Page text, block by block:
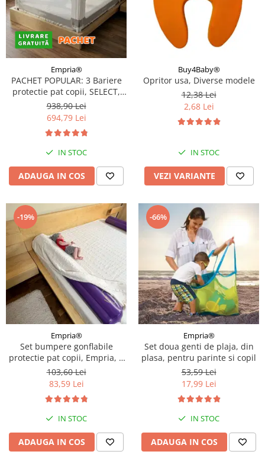
Covorase ortopedice senzoriale
Cuburi magnetice JollyHeap®
Rechizite scolare
LEGO
Stikere decorative si covoare
Stickere decorative
Covorase de joaca
Propuneri Cadou
Produse Sub 50 Lei
Resigilate
Empria®
PACHET POPULAR: 3 Bariere
protectie pat copii, SELECT,
160x200 cm
938,90 Lei
694,79 Lei
IN STOC
ADAUGA IN COS
Buy4Baby®
Opritor usa, Diverse modele
12,38 Lei
2,68 Lei
IN STOC
VEZI VARIANTE
-19%
Empria®
Set bumpere gonflabile
protectie pat copii, Empria, 2
bucati, portabile, 120x20x15
cm
103,60 Lei
83,59 Lei
IN STOC
ADAUGA IN COS
-66%
Empria®
Set doua genti de plaja, din
plasa, pentru parinte si copil
53,59 Lei
17,99 Lei
IN STOC
ADAUGA IN COS